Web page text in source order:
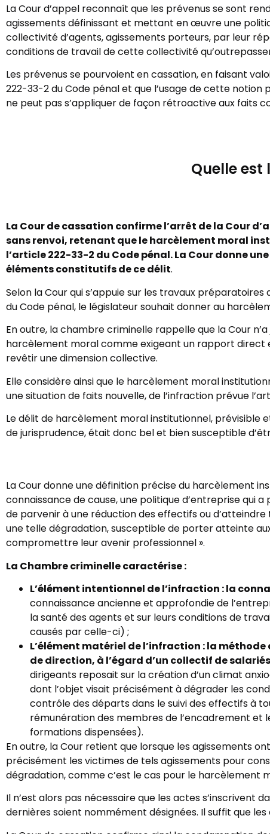
La Cour d’appel reconnaît que les prévenus se sont
agissements définissant et mettant en œuvre une
collectivité d’agents, agissements porteurs, par leur
conditions de travail de cette collectivité
Les prévenus se pourvoient en cassation, en faisant
222-33-2 du Code pénal et que l’usage de cette
ne peut pas s’appliquer de façon rétroactive aux faits
Quelle
La Cour de cassation confirme l’arrêt de la Cour
sans renvoi, retenant que le harcèlement moral
l’article 222-33-2 du Code pénal. La Cour donne
éléments constitutifs de ce délit.
Selon la Cour qui s’appuie sur les travaux préparatoires
du Code pénal, le législateur souhait donner au
En outre, la chambre criminelle rappelle que la Cour
harcèlement moral comme exigeant un rapport direct
revêtir une dimension collective.
Elle considère ainsi que le harcèlement moral
une situation de faits nouvelle, de l’infraction prévue
Le délit de harcèlement moral institutionnel, prévisible
de jurisprudence, était donc bel et bien susceptible
La Cour donne une définition précise du harcèlement
connaissance de cause, une politique d’entreprise qui
de parvenir à une réduction des effectifs ou
une telle dégradation, susceptible de porter atteinte
compromettre leur avenir professionnel ».
La Chambre criminelle caractérise :
L’élément intentionnel de l’infraction : la
connaissance ancienne et approfondie de
la santé des agents et sur leurs conditions de
causés par celle-ci) ;
L’élément matériel de l’infraction : la
de direction, à l’égard d’un collectif de
dirigeants reposait sur la création d’un climat
dont l’objet visait précisément à dégrader les
contrôle des départs dans le suivi des effectifs à
rémunération des membres de l’encadrement et
formations dispensées).
En outre, la Cour retient que lorsque les agissements ont
précisément les victimes de tels agissements pour
dégradation, comme c’est le cas pour le
Il n’est alors pas nécessaire que les actes s’inscrivent
dernières soient nommément désignées. Il suffit que